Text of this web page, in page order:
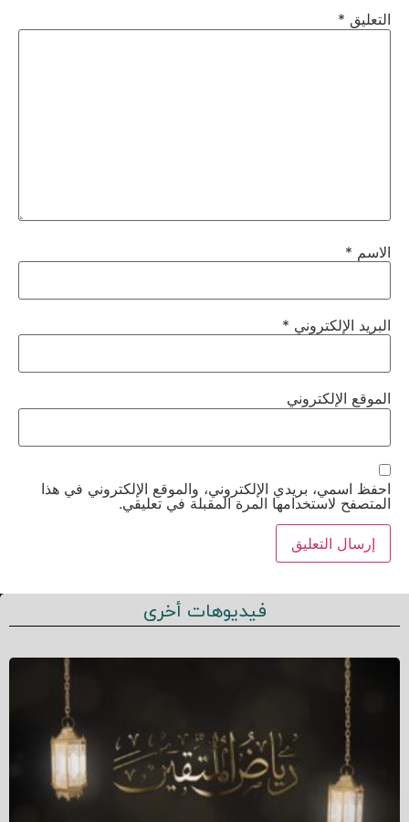
التعليق *
الاسم *
البريد الإلكتروني *
الموقع الإلكتروني
احفظ اسمي، بريدي الإلكتروني، والموقع الإلكتروني في هذا
المتصفح لاستخدامها المرة المقبلة في تعليقي.
فيديوهات أخرى